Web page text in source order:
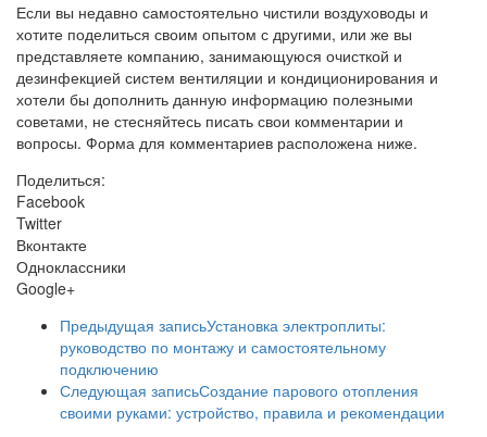
Если вы недавно самостоятельно чистили воздуховоды и
хотите поделиться своим опытом с другими, или же вы
представляете компанию, занимающуюся очисткой и
дезинфекцией систем вентиляции и кондиционирования и
хотели бы дополнить данную информацию полезными
советами, не стесняйтесь писать свои комментарии и
вопросы. Форма для комментариев расположена ниже.
Поделиться:
Facebook
Twitter
Вконтакте
Одноклассники
Google+
Предыдущая записьУстановка электроплиты:
руководство по монтажу и самостоятельному
подключению
Следующая записьСоздание парового отопления
своими руками: устройство, правила и рекомендации